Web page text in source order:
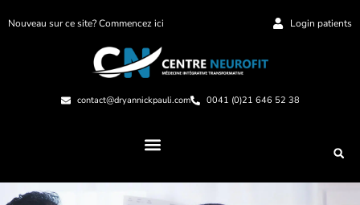
Nouveau sur ce site? Commencez ici Login patients
contact@dryannickpauli.com 0041 (0)21 646 52 38